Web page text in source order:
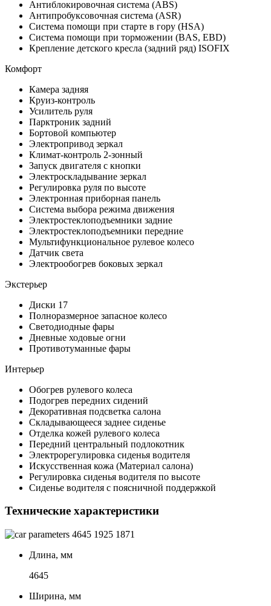
Антиблокировочная система (ABS)
Антипробуксовочная система (ASR)
Система помощи при старте в гору (HSA)
Система помощи при торможении (BAS, EBD)
Крепление детского кресла (задний ряд) ISOFIX
Комфорт
Камера задняя
Круиз-контроль
Усилитель руля
Парктроник задний
Бортовой компьютер
Электропривод зеркал
Климат-контроль 2-зонный
Запуск двигателя с кнопки
Электроскладывание зеркал
Регулировка руля по высоте
Электронная приборная панель
Система выбора режима движения
Электростеклоподъемники задние
Электростеклоподъемники передние
Мультифункциональное рулевое колесо
Датчик света
Электрообогрев боковых зеркал
Экстерьер
Диски 17
Полноразмерное запасное колесо
Светодиодные фары
Дневные ходовые огни
Противотуманные фары
Интерьер
Обогрев рулевого колеса
Подогрев передних сидений
Декоративная подсветка салона
Складывающееся заднее сиденье
Отделка кожей рулевого колеса
Передний центральный подлокотник
Электрорегулировка сиденья водителя
Искусственная кожа (Материал салона)
Регулировка сиденья водителя по высоте
Сиденье водителя с поясничной поддержкой
Технические характеристики
4645 1925 1871
Длина, мм
4645
Ширина, мм